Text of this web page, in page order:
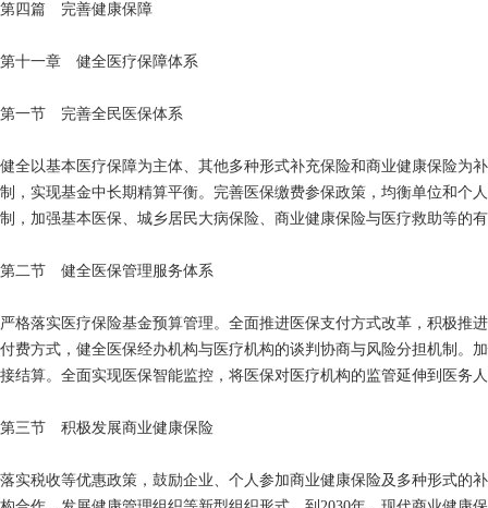
第四篇 完善健康保障
第十一章 健全医疗保障体系
第一节 完善全民医保体系
健全以基本医疗保障为主体、其他多种形式补充保险和商业健康保险为
制，实现基金中长期精算平衡。完善医保缴费参保政策，均衡单位和个
制，加强基本医保、城乡居民大病保险、商业健康保险与医疗救助等的
第二节 健全医保管理服务体系
严格落实医疗保险基金预算管理。全面推进医保支付方式改革，积极推
付费方式，健全医保经办机构与医疗机构的谈判协商与风险分担机制。
接结算。全面实现医保智能监控，将医保对医疗机构的监管延伸到医务
第三节 积极发展商业健康保险
落实税收等优惠政策，鼓励企业、个人参加商业健康保险及多种形式的